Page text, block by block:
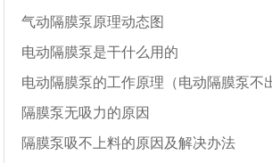
气动隔膜泵原理动态图
电动隔膜泵是干什么用的
电动隔膜泵的工作原理（电动隔膜泵不
隔膜泵无吸力的原因
隔膜泵吸不上料的原因及解决办法